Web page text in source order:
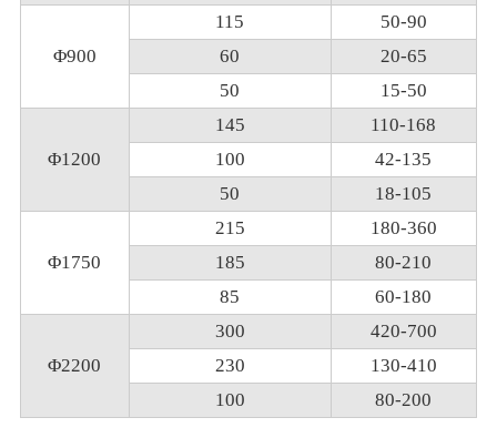
Φ900
115
50-90
60
20-65
50
15-50
Φ1200
145
110-168
100
42-135
50
18-105
Φ1750
215
180-360
185
80-210
85
60-180
Φ2200
300
420-700
230
130-410
100
80-200